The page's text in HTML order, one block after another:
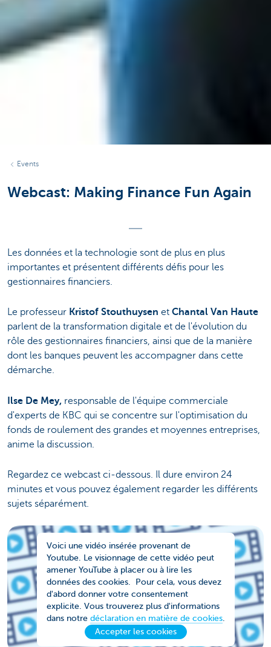
Events
Webcast: Making Finance Fun Again
Les données et la technologie sont de plus en plus
importantes et présentent différents défis pour les
gestionnaires financiers.
Le professeur Kristof Stouthuysen et Chantal Van Haute
parlent de la transformation digitale et de l'évolution du
rôle des gestionnaires financiers, ainsi que de la manière
dont les banques peuvent les accompagner dans cette
démarche.
Ilse De Mey, responsable de l'équipe commerciale
d'experts de KBC qui se concentre sur l'optimisation du
fonds de roulement des grandes et moyennes entreprises,
anime la discussion.
Regardez ce webcast ci-dessous. Il dure environ 24
minutes et vous pouvez également regarder les différents
sujets séparément.
Voici une vidéo insérée provenant de
Youtube. Le visionnage de cette vidéo peut
amener YouTube à placer ou à lire les
données des cookies. Pour cela, vous devez
d'abord donner votre consentement
explicite. Vous trouverez plus d'informations
dans notre déclaration en matière de cookies.
Accepter les cookies